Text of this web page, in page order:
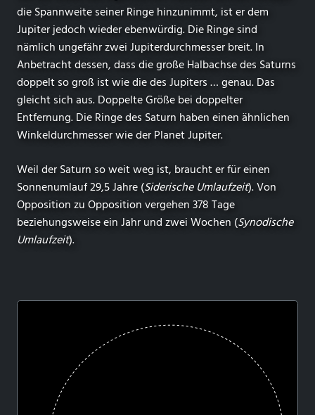
die Spannweite seiner Ringe hinzunimmt, ist er dem
Jupiter jedoch wieder ebenwürdig. Die Ringe sind
nämlich ungefähr zwei Jupiterdurchmesser breit. In
Anbetracht dessen, dass die große Halbachse des Saturns
doppelt so groß ist wie die des Jupiters … genau. Das
gleicht sich aus. Doppelte Größe bei doppelter
Entfernung. Die Ringe des Saturn haben einen ähnlichen
Winkeldurchmesser wie der Planet Jupiter.
Weil der Saturn so weit weg ist, braucht er für einen
Sonnenumlauf 29,5 Jahre (Siderische Umlaufzeit). Von
Opposition zu Opposition vergehen 378 Tage
beziehungsweise ein Jahr und zwei Wochen (Synodische
Umlaufzeit).